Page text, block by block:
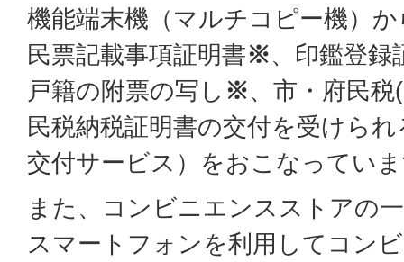
機能端末機（マルチコピー機）
民票記載事項証明書※、印鑑登録
戸籍の附票の写し ※、市・府民
民税納税証明書の交付を受けら
交付サービス）をおこなってい
また、コンビニエンスストアの
スマートフォンを利用してコン